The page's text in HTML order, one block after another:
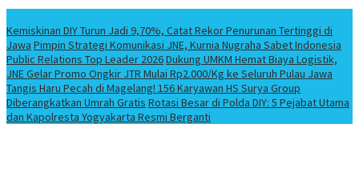
Kemiskinan DIY Turun Jadi 9,70%, Catat Rekor Penurunan Tertinggi di
Jawa Pimpin Strategi Komunikasi JNE, Kurnia Nugraha Sabet Indonesia
Public Relations Top Leader 2026Dukung UMKM Hemat Biaya Logistik,
JNE Gelar Promo Ongkir JTR Mulai Rp2.000/Kg ke Seluruh Pulau Jawa
Tangis Haru Pecah di Magelang! 156 Karyawan HS Surya Group
Diberangkatkan Umrah Gratis Rotasi Besar di Polda DIY: 5 Pejabat Utama
dan Kapolresta Yogyakarta Resmi Berganti